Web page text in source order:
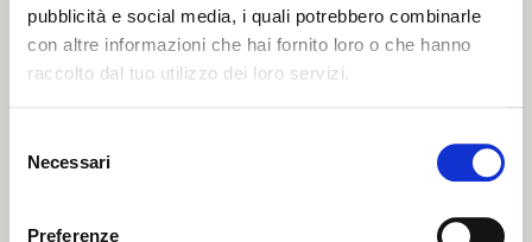
pubblicità e social media, i quali potrebbero combinarle
con altre informazioni che hai fornito loro o che hanno
raccolto dal tuo utilizzo dei loro servizi.
delNecessari
Preferenze